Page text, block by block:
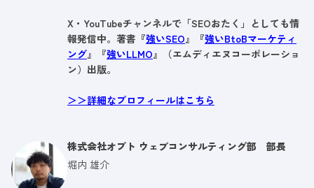
X・YouTubeチャンネルで「SEOおたく」としても情
報発信中。著書『強いSEO』『強いBtoBマーケティ
ング』『強いLLMO』（エムディエヌコーポレーショ
ン）出版。
＞＞詳細なプロフィールはこちら
株式会社オプト ウェブコンサルティング部 部長
堀内 雄介